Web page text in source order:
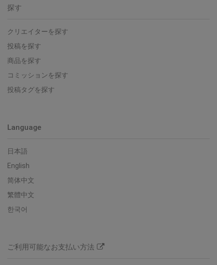
探す
クリエイターを探す
投稿を探す
商品を探す
コミッションを探す
投稿タグを探す
Language
日本語
English
简体中文
繁體中文
한국어
ご利用可能なお支払い方法